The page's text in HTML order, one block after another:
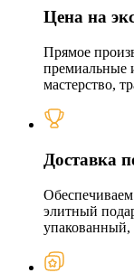
Цена на
Прямое
премиальные
мастерство,
Доставка
элитный
упакованный,